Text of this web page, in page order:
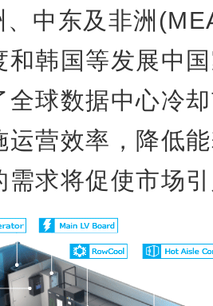
、中东及非洲
和韩国等发展中
全球数据中心冷
运营效率，降低
求将促使市场